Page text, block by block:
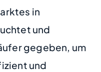
in
und
gegeben, um
und